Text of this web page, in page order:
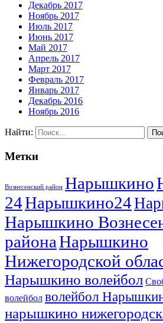
Декабрь 2017
Ноябрь 2017
Июль 2017
Июнь 2017
Май 2017
Апрель 2017
Март 2017
Февраль 2017
Январь 2017
Декабрь 2016
Ноябрь 2016
Найти:
Метки
Вознесенский район Нарышкино
24Нарышкино24
Нарышкино
районаНарышкино
Нижегородской
Нарышкино волейбол
волейбол волейбол
нарышкино